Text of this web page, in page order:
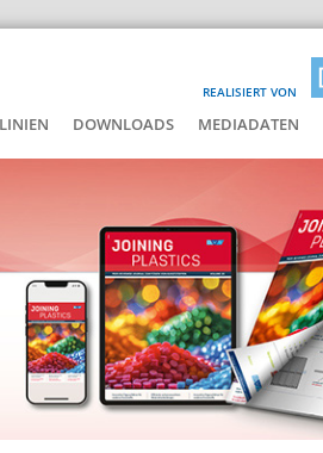
REALISIERT VON
DOWNLOADS MEDIADATEN